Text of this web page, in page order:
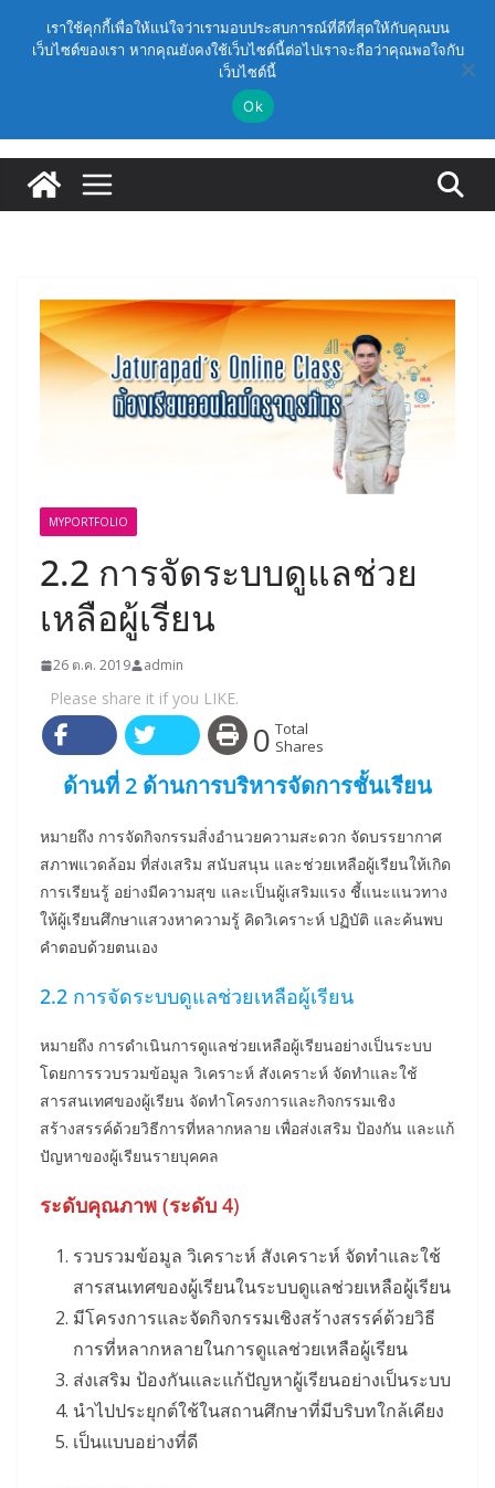
วันอาทิตย์, สิงหาคม 9, 2026
Latest: ก.ค.ศ. เห็นชอบ รายละเอียดการดำเนินการคัดเลือกบุคคล
เพื่อบรรจุและแต่งตั้งให้ดำรงตำแหน่งรองผู้อำนวยการ
สถานศึกษา และผู้อำนวยการสถานศึกษา สังกัดสำนักงาน
คณะกรรมการการศึกษาขั้นพื้นฐาน ปี 2569 ตามหลัก
ก.ค.ศ. | ว 12/2568 หลักเกณฑ์และวิธีการคัดเลือกบุคคล
เพื่อบรรจุและแต่งตั้งให้ดำรงตำแหน่งรองผู้อำนวยการ
สถานศึกษาและผู้อำนวยการสถานศึกษา สังกัดกระทรวง
(สพฐ.) โมดูลที่ 1 : การประกันคุณภาพภายในสถานศึกษา
และการประยุกต์ใช้ปัญญาประดิษฐ์ (AI)
(สพฐ.) โครงการอบรมเชิงปฏิบัติการหลักสูตรการดำเนิน
การประกันคุณภาพภายในสถานศึกษา ด้วยปัญญาประดิษฐ์
(AI) ในรูปแบบออนไลน์
MYPORTFOLIO
2.2 การจัดระบบดูแลช่วย
เหลือผู้เรียน
26 ต.ค. 2019 admin
Please share it if you LIKE.
0 Total
Shares
ด้านที่ 2 ด้านการบริหารจัดการชั้นเรียน
หมายถึง การจัดกิจกรรมสิ่งอำนวยความสะดวก จัดบรรยากาศ
สภาพแวดล้อม ที่ส่งเสริม สนับสนุน และช่วยเหลือผู้เรียนให้เกิด
การเรียนรู้ อย่างมีความสุข และเป็นผู้เสริมแรง ชี้แนะแนวทาง
ให้ผู้เรียนศึกษาแสวงหาความรู้ คิดวิเคราะห์ ปฏิบัติ และค้นพบ
คำตอบด้วยตนเอง
2.2 การจัดระบบดูแลช่วยเหลือผู้เรียน
หมายถึง การดำเนินการดูแลช่วยเหลือผู้เรียนอย่างเป็นระบบ
โดยการรวบรวมข้อมูล วิเคราะห์ สังเคราะห์ จัดทำและใช้
สารสนเทศของผู้เรียน จัดทำโครงการและกิจกรรมเชิง
สร้างสรรค์ด้วยวิธีการที่หลากหลาย เพื่อส่งเสริม ป้องกัน และแก้
ปัญหาของผู้เรียนรายบุคคล
ระดับคุณภาพ (ระดับ 4)
รวบรวมข้อมูล วิเคราะห์ สังเคราะห์ จัดทำและใช้
สารสนเทศของผู้เรียนในระบบดูแลช่วยเหลือผู้เรียน
มีโครงการและจัดกิจกรรมเชิงสร้างสรรค์ด้วยวิธี
การที่หลากหลายในการดูแลช่วยเหลือผู้เรียน
ส่งเสริม ป้องกันและแก้ปัญหาผู้เรียนอย่างเป็นระบบ
นำไปประยุกต์ใช้ในสถานศึกษาที่มีบริบทใกล้เคียง
เป็นแบบอย่างที่ดี
เราใช้คุกกี้เพื่อให้แน่ใจว่าเรามอบประสบการณ์ที่ดีที่สุดให้กับคุณบน
เว็บไซต์ของเรา หากคุณยังคงใช้เว็บไซต์นี้ต่อไปเราจะถือว่าคุณพอใจกับ
เว็บไซต์นี้
Ok